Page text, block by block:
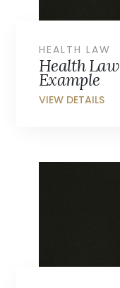
Health Law
Example
HEALTH LAW